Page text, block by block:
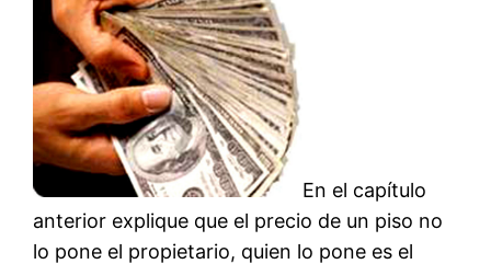
En el capítulo
anterior explique que el precio de un piso no
lo pone el propietario, quien lo pone es el